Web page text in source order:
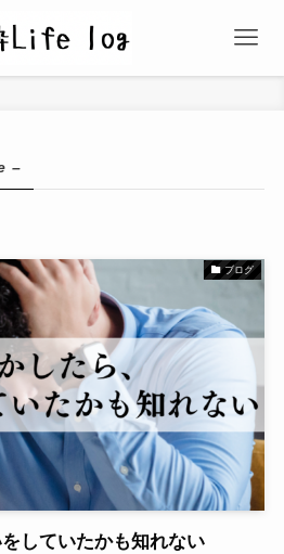
–
ブログ
していたかも知れない